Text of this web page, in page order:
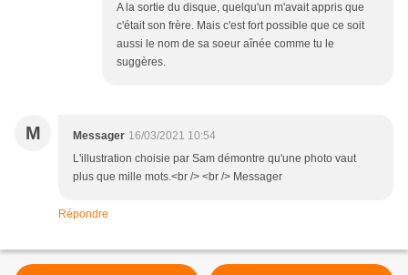
A la sortie du disque, quelqu'un m'avait appris que
c'était son frère. Mais c'est fort possible que ce soit
aussi le nom de sa soeur aînée comme tu le
suggères.
M Messager 16/03/2021 10:54
L'illustration choisie par Sam démontre qu'une photo vaut
plus que mille mots.<br /> <br /> Messager
Répondre